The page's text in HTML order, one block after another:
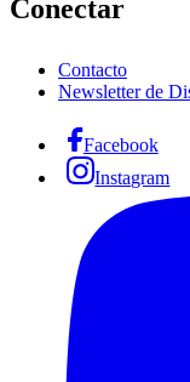
Conectar
Contacto
Newsletter de
Facebook
Instagram